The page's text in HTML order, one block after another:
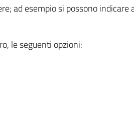
ad esempio si possono indicare
le seguenti opzioni: